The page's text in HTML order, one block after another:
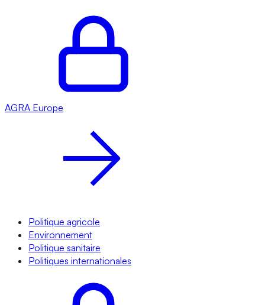
AGRA Europe
Politique agricole
Environnement
Politique sanitaire
Politiques internationales